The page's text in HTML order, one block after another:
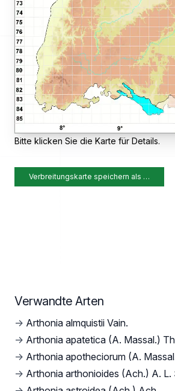
Bitte klicken Sie die Karte für Details.
Verbreitungskarte speichern als …
Verwandte Arten
→ Arthonia almquistii Vain.
→ Arthonia apatetica (A. Massal.)
→ Arthonia apotheciorum (A.
→ Arthonia arthonioides (Ach.) A. L.